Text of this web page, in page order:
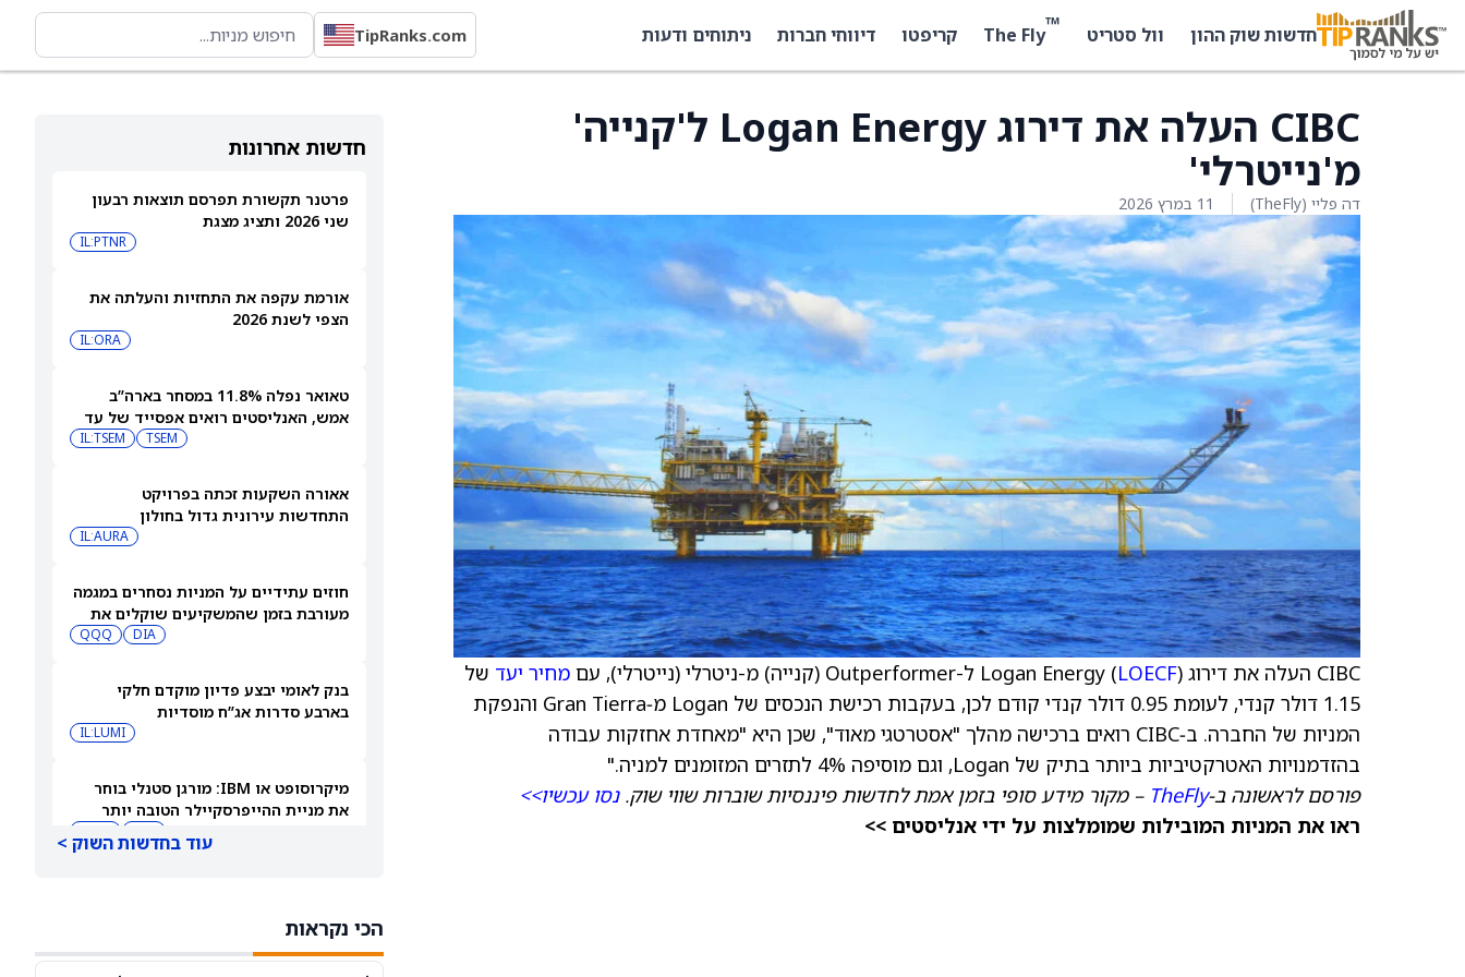
חדשות שוק ההון וול סטריט ™
The Fly קריפטו דיווחי חברות ניתוחים ודעות TipRanks.com
חדשות אחרונות
פרטנר תקשורת תפרסם תוצאות רבעון
שני 2026 ותציג מצגת
IL:PTNR
אורמת עקפה את התחזיות והעלתה את
הצפי לשנת 2026
IL:ORA
טאואר נפלה 11.8% במסחר בארה”ב
אמש, האנליסטים רואים אפסייד של עד
TSEM
IL:TSEM
אאורה השקעות זכתה בפרויקט
התחדשות עירונית גדול בחולון
IL:AURA
חוזים עתידיים על המניות נסחרים במגמה
מעורבת בזמן שהמשקיעים שוקלים את
שיא הסגירה של הדאו ואת השיחות בין
DIA
QQQ
בנק לאומי יבצע פדיון מוקדם חלקי
בארבע סדרות אג”ח מוסדיות
IL:LUMI
מיקרוסופט או IBM: מורגן סטנלי בוחר
את מניית ההייפרסקיילר הטובה יותר
צופה להמשך
עוד בחדשות השוק >
הכי נקראות
CIBC העלה את דירוג Logan Energy ל'קנייה'
מ'נייטרלי'
דה פליי (TheFly) 11 במרץ 2026
CIBC העלה את דירוג Logan Energy ( LOECF) ל-Outperformer (קנייה) מ-ניטרלי (נייטרלי), עם מחיר יעד של
1.15 דולר קנדי, לעומת 0.95 דולר קנדי קודם לכן, בעקבות רכישת הנכסים של Logan מ‑Gran Tierra והנפקת
המניות של החברה. ב‑CIBC רואים ברכישה מהלך "אסטרטגי מאוד", שכן היא "מאחדת אחזקות עבודה
בהזדמנויות האטרקטיביות ביותר בתיק של Logan, וגם מוסיפה 4% לתזרים המזומנים למניה."
פורסם לראשונה ב‑TheFly – מקור מידע סופי בזמן אמת לחדשות פיננסיות שוברות שווי שוק.נסו עכשיו>>
ראו את המניות המובילות שמומלצות על ידי אנליסטים >>